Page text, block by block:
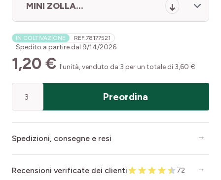
MINI ZOLLA...
IN COLTIVAZIONE REF.78177521
Spedito a partire dal 9/14/2026
1,20 € l'unità, venduto da 3 per un totale di 3,60 €
Preordina
Spedizioni, consegne e resi
Recensioni verificate dei clienti 72